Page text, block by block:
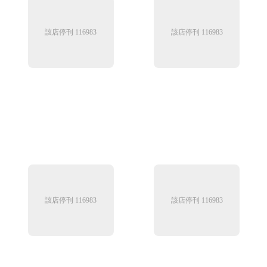
該店停刊 116983 該店停刊 116983
該店停刊 116983 該店停刊 116983